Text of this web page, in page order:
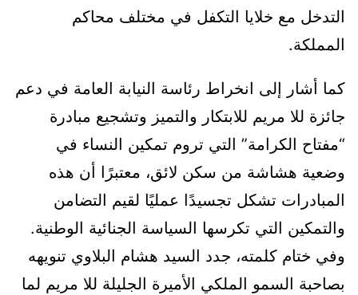
التدخل مع خلايا التكفل في مختلف محاكم
المملكة.
كما أشار إلى انخراط رئاسة النيابة العامة في دعم
جائزة للا مريم للابتكار والتميز وتشجيع مبادرة
“مفتاح الكرامة” التي تروم تمكين النساء في
وضعية هشاشة من سكن لائق، معتبرًا أن هذه
المبادرات تشكل تجسيدًا عمليًا لقيم التضامن
والتمكين التي تكرسها السياسة الجنائية الوطنية.
وفي ختام كلمته، جدد السيد هشام البلاوي تنويهه
بصاحبة السمو الملكي الأميرة الجليلة للا مريم لما